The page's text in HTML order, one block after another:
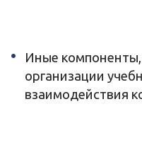
Иные
организации
взаимодействия